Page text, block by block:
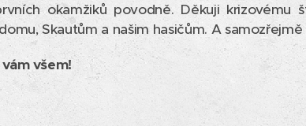
okamžiků povodně. Děkuji krizovému
Skautům a našim hasičům. A
všem! ❤